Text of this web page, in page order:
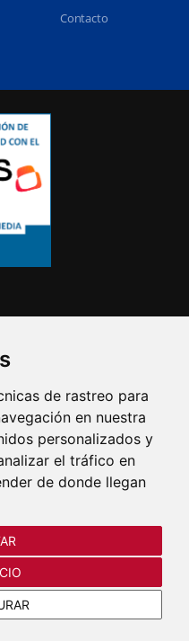
de rastreo para
en nuestra
personalizados y
el tráfico en
de donde llegan
Contacto